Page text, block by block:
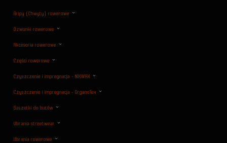
Gripy (Chwyty) rowerowe
Dzwonki rowerowe
Akcesoria rowerowe
Części rowerowe
Czyszczenie i impregnacja - NIKWAX
Czyszczenie i impregnacja - OrganoTex
Saszetki do butów
Ubrania streetwear
Ubrania rowerowe